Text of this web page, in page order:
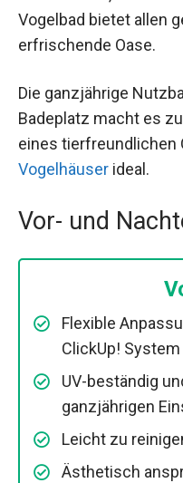
Vogelbad bietet allen
erfrischende Oase.
Die ganzjährige
Badeplatz macht es
eines tierfreundlichen
Vogelhäuser ideal.
Vor- und
Flexible
ClickUp! System
UV-beständig
ganzjährigen
Leicht zu
Ästhetisch